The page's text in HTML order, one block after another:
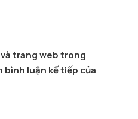
trang web trong
luận kế tiếp của